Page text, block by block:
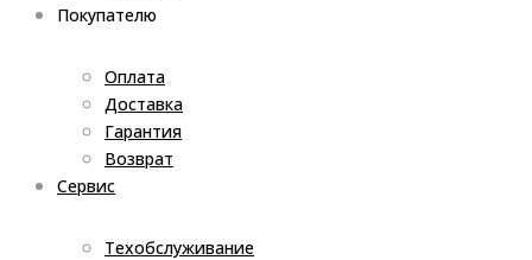
Покупателю
Оплата
Доставка
Гарантия
Возврат
Сервис
Техобслуживание